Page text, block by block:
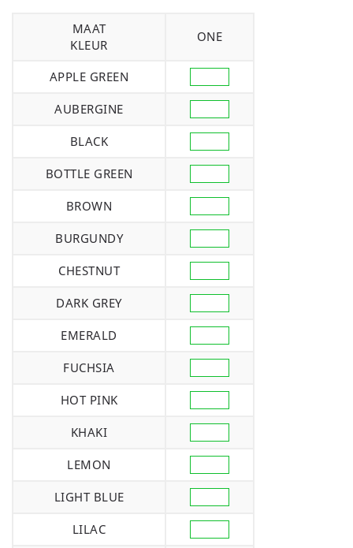
MAAT
KLEUR
ONE
APPLE GREEN
AUBERGINE
BLACK
BOTTLE GREEN
BROWN
BURGUNDY
CHESTNUT
DARK GREY
EMERALD
FUCHSIA
HOT PINK
KHAKI
LEMON
LIGHT BLUE
LILAC